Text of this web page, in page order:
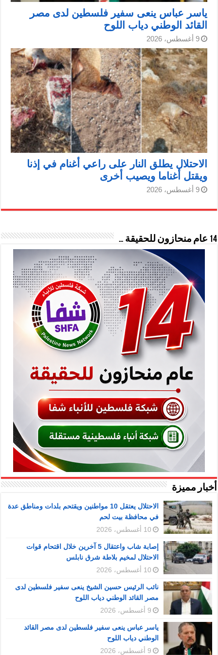
ياسر عباس ينعى سفير فلسطين لدى مصر
القائد الوطني دياب اللوح
9 أغسطس، 2026
الاحتلال يطلق النار على راعي أغنام في إذنا
ويقتل أغناما ويصيب أخرى
9 أغسطس، 2026
14 عام منحازون للحقيقة …
أخبار مميزة
الاحتلال يعتقل 10 مواطنين ويقتحم بلدات ومناطق عدة
في محافظة بيت لحم
10 أغسطس، 2026
إصابة شاب واعتقال 5 آخرين خلال اقتحام قوات
الاحتلال لمخيم بلاطة شرق نابلس
10 أغسطس، 2026
نائب الرئيس حسين الشيخ ينعى سفير فلسطين لدى
مصر القائد الوطني دياب اللوح
9 أغسطس، 2026
ياسر عباس ينعى سفير فلسطين لدى مصر القائد
الوطني دياب اللوح
9 أغسطس، 2026